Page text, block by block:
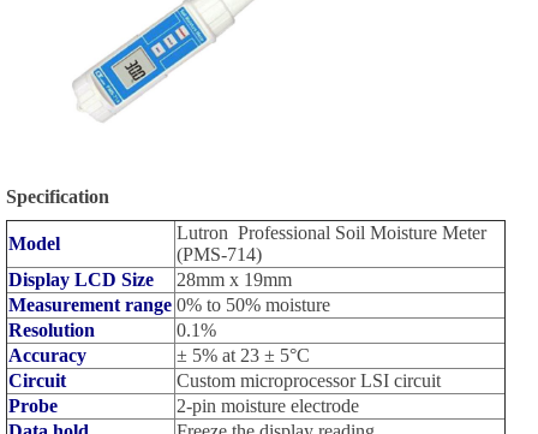
Specification
Model
Lutron Professional Soil Moisture Meter
(PMS-714)
Display LCD Size
28mm x 19mm
Measurement range 0% to 50% moisture
Resolution
0.1%
Accuracy
± 5% at 23 ± 5°C
Circuit
Custom microprocessor LSI circuit
Probe
2-pin moisture electrode